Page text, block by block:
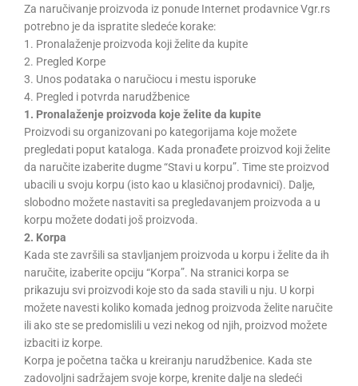
Za naručivanje proizvoda iz ponude Internet prodavnice Vgr.rs
potrebno je da ispratite sledeće korake:
1. Pronalaženje proizvoda koji želite da kupite
2. Pregled Korpe
3. Unos podataka o naručiocu i mestu isporuke
4. Pregled i potvrda narudžbenice
1. Pronalaženje proizvoda koje želite da kupite
Proizvodi su organizovani po kategorijama koje možete
pregledati poput kataloga. Kada pronađete proizvod koji želite
da naručite izaberite dugme “Stavi u korpu”. Time ste proizvod
ubacili u svoju korpu (isto kao u klasičnoj prodavnici). Dalje,
slobodno možete nastaviti sa pregledavanjem proizvoda a u
korpu možete dodati još proizvoda.
2. Korpa
Kada ste završili sa stavljanjem proizvoda u korpu i želite da ih
naručite, izaberite opciju “Korpa”. Na stranici korpa se
prikazuju svi proizvodi koje sto da sada stavili u nju. U korpi
možete navesti koliko komada jednog proizvoda želite naručite
ili ako ste se predomislili u vezi nekog od njih, proizvod možete
izbaciti iz korpe.
Korpa je početna tačka u kreiranju narudžbenice. Kada ste
zadovoljni sadržajem svoje korpe, krenite dalje na sledeći